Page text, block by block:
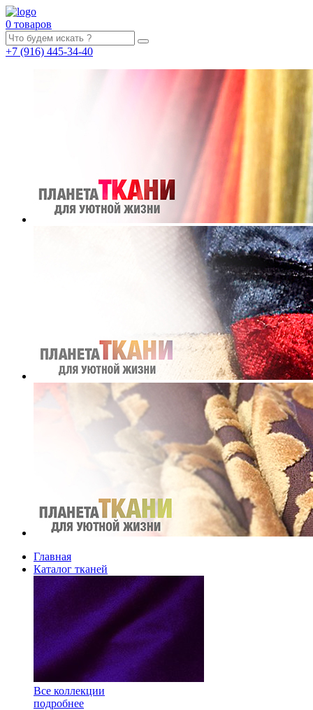
0 товаров
+7 (916) 445-34-40
Главная
Каталог тканей
Все коллекции
подробнее